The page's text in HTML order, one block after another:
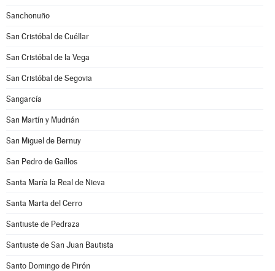
Sanchonuño
San Cristóbal de Cuéllar
San Cristóbal de la Vega
San Cristóbal de Segovia
Sangarcía
San Martín y Mudrián
San Miguel de Bernuy
San Pedro de Gaíllos
Santa María la Real de Nieva
Santa Marta del Cerro
Santiuste de Pedraza
Santiuste de San Juan Bautista
Santo Domingo de Pirón